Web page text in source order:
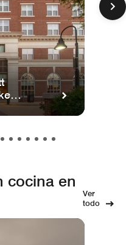
cocina en
Ver
todo